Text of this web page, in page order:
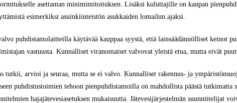
asettaman minimimitoituksen. Lisäksi kuluttajille on kaupan
esimerkiksi asuinkiinteistön asukkaiden lomailun ajaksi.
puhdistamolaitteilla käytävää kauppaa syystä, että lainsäädännölliset keinot
vastuusta. Kunnalliset viranomaiset valvovat yleistä etua, mutta eivät
tutkii, arvioi ja seuraa, mutta se ei valvo. Kunnalliset rakennus- ja
puhdistustoimien tehoon pienpuhdistamoilla on mahdollista päästä
hajajätevesiasetuksen mukaisuutta. Jätevesijärjestelmän suunnittelijat